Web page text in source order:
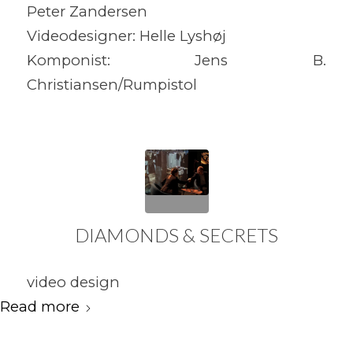
Peter Zandersen
Videodesigner: Helle Lyshøj
Komponist: Jens B.
Christiansen/Rumpistol
DIAMONDS & SECRETS
video design
Read more